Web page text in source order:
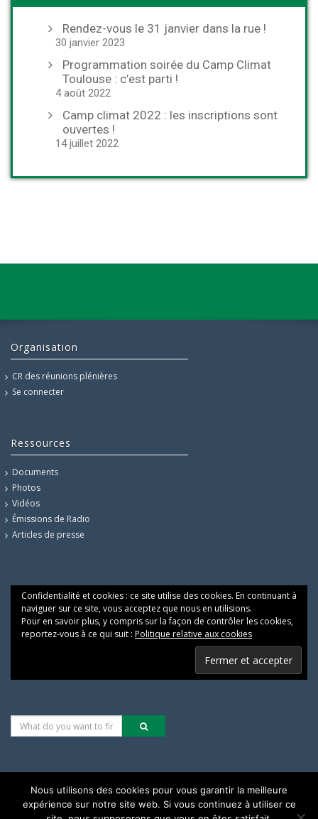
Rendez-vous le 31 janvier dans la rue !
30 janvier 2023
Programmation soirée du Camp Climat
Toulouse : c’est parti !
4 août 2022
Camp climat 2022 : les inscriptions sont
ouvertes !
14 juillet 2022
Organisation
CR des réunions plénières
Se connecter
Ressources
Documents
Photos
Vidéos
Émissions de Radio
Articles de presse
Confidentialité et cookies : ce site utilise des cookies. En continuant à
naviguer sur ce site, vous acceptez que nous en utilisions.
Pour en savoir plus, y compris sur la façon de contrôler les cookies,
reportez-vous à ce qui suit : Politique relative aux cookies
Les alternatives pour une justice climatique & sociale
Nous utilisons des cookies pour vous garantir la meilleure
expérience sur notre site web. Si vous continuez à utiliser ce